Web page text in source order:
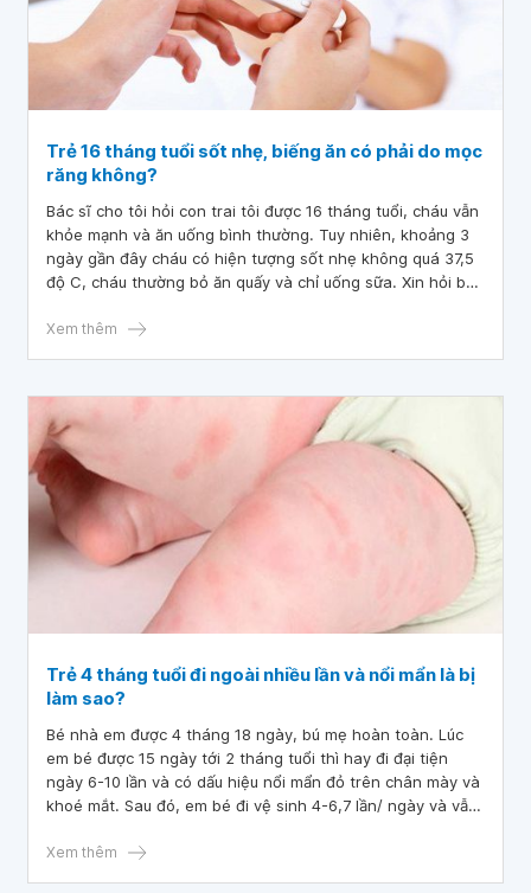
Trẻ 16 tháng tuổi sốt nhẹ, biếng ăn có phải do mọc
răng không?
Bác sĩ cho tôi hỏi con trai tôi được 16 tháng tuổi, cháu vẫn
khỏe mạnh và ăn uống bình thường. Tuy nhiên, khoảng 3
ngày gần đây cháu có hiện tượng sốt nhẹ không quá 37,5
độ C, cháu thường bỏ ăn quấy và chỉ uống sữa. Xin hỏi bác
không? Cháu đã mọc 4 răng trên và 4 răng dưới.
Xem thêm
Trẻ 4 tháng tuổi đi ngoài nhiều lần và nổi mẩn là bị
làm sao?
Bé nhà em được 4 tháng 18 ngày, bú mẹ hoàn toàn. Lúc
em bé được 15 ngày tới 2 tháng tuổi thì hay đi đại tiện
ngày 6-10 lần và có dấu hiệu nổi mẩn đỏ trên chân mày và
khoé mắt. Sau đó, em bé đi vệ sinh 4-6,7 lần/ ngày và vẫn
bò và uống sữa similac. Đến 4 tháng em ăn trứng và thấy
Xem thêm